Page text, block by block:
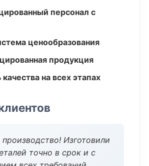
персонал с
ценообразования
продукция
на всех этапах
Изготовили
точно в срок и с